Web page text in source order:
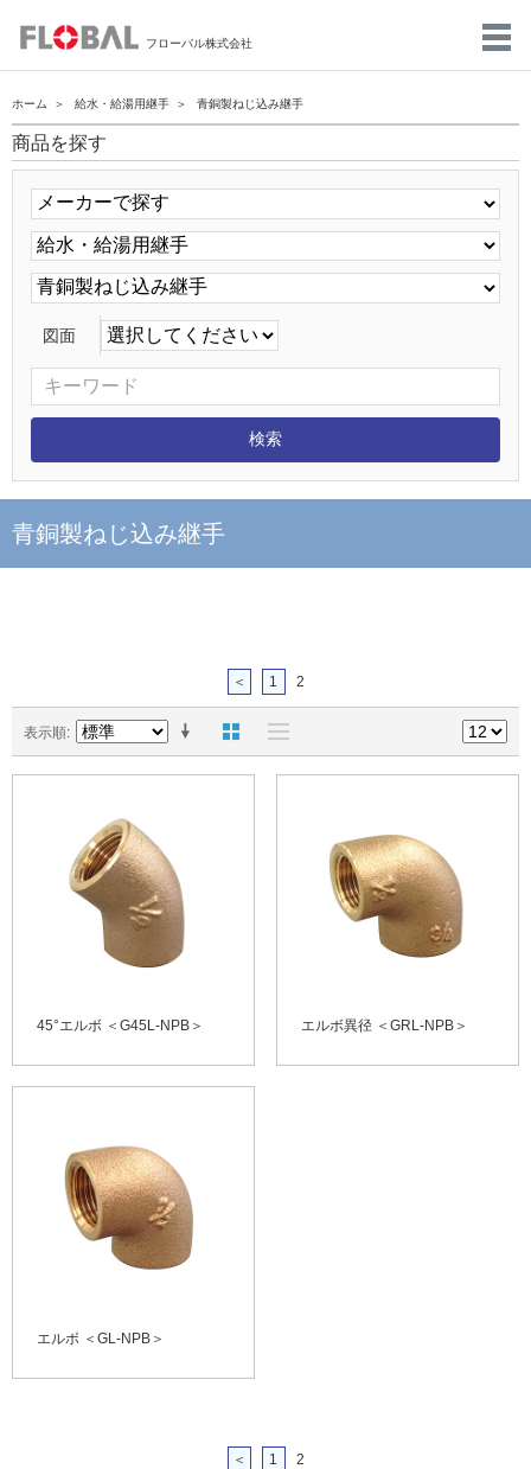
フローバル株式会社
ホーム 給水・給湯用継手 青銅製ねじ込み継手
商品を探す
図面
青銅製ねじ込み継手
＜ 1 2
表示順
45°エルボ ＜G45L-NPB＞ エルボ異径 ＜GRL-NPB＞
エルボ ＜GL-NPB＞
＜ 1 2